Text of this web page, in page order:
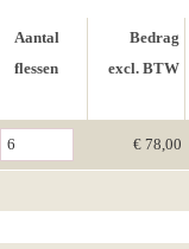
Aantal
flessen
Bedrag
excl. BTW
€ 78,00